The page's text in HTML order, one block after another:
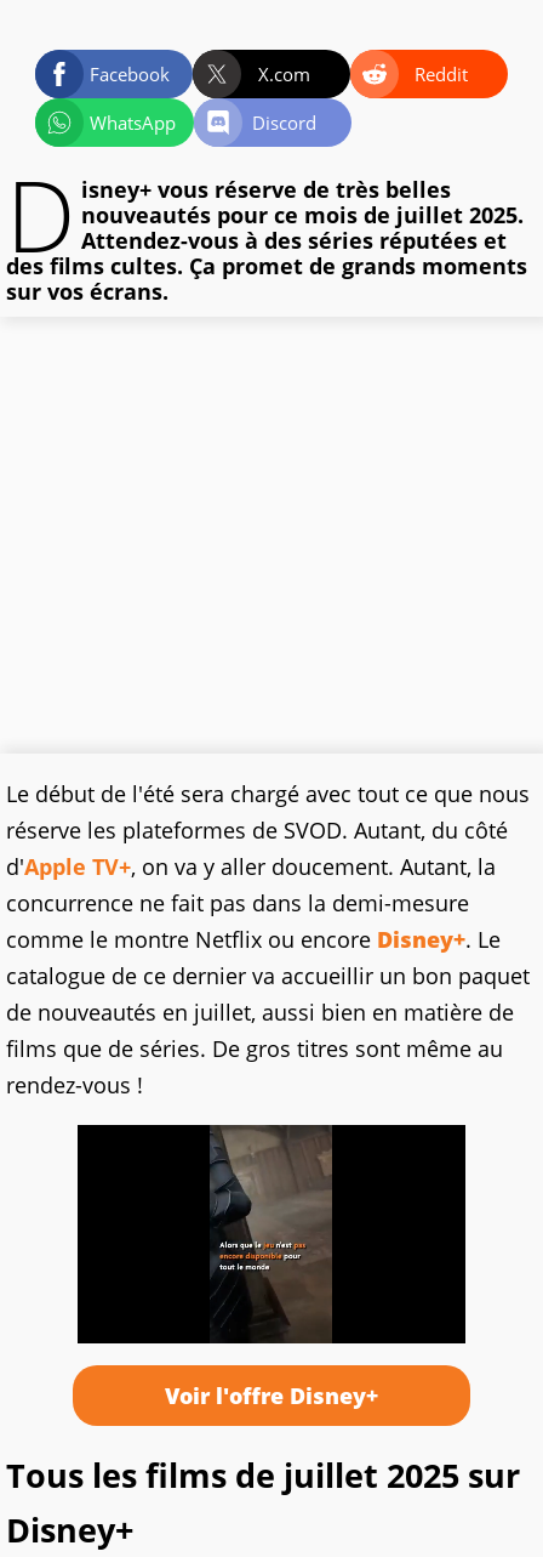
Facebook X.com
Reddit
WhatsApp
Discord
D isney+ vous réserve de très belles
nouveautés pour ce mois de juillet 2025.
Attendez-vous à des séries réputées et
des films cultes. Ça promet de grands moments
sur vos écrans.
Le début de l'été sera chargé avec tout ce que nous
réserve les plateformes de SVOD. Autant, du côté
d'Apple TV+, on va y aller doucement. Autant, la
concurrence ne fait pas dans la demi-mesure
comme le montre Netflix ou encore Disney+. Le
catalogue de ce dernier va accueillir un bon paquet
de nouveautés en juillet, aussi bien en matière de
films que de séries. De gros titres sont même au
rendez-vous !
Voir l'offre Disney+
Tous les films de juillet 2025 sur
Disney+